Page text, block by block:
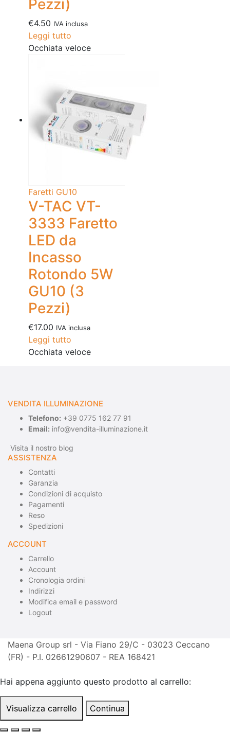
Pezzi)
€4.50 IVA inclusa
Leggi tutto
Occhiata veloce
Faretti GU10
V-TAC VT-
3333 Faretto
LED da
Incasso
Rotondo 5W
GU10 (3
Pezzi)
€17.00 IVA inclusa
Leggi tutto
Occhiata veloce
VENDITA ILLUMINAZIONE
Telefono: +39 0775 162 77 91
Email: info@vendita-illuminazione.it
Visita il nostro blog
ASSISTENZA
Contatti
Garanzia
Condizioni di acquisto
Pagamenti
Reso
Spedizioni
ACCOUNT
Carrello
Account
Cronologia ordini
Indirizzi
Modifica email e password
Logout
Maena Group srl - Via Fiano 29/C - 03023 Ceccano
(FR) - P.I. 02661290607 - REA 168421
Hai appena aggiunto questo prodotto al carrello:
Visualizza carrello Continua